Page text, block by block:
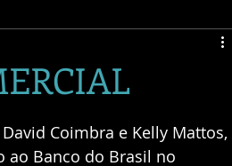
Coimbra e Kelly Mattos,
ao Banco do Brasil no